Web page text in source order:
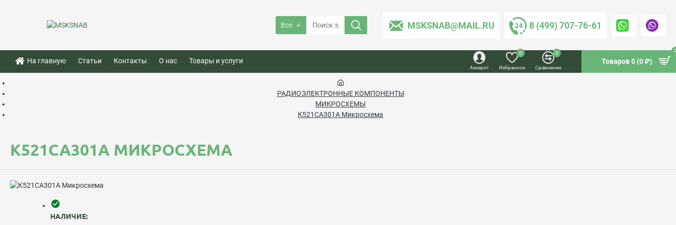
Все MSKSNAB@MAIL.RU 8 (499) 707-76-61
На главную Статьи Контакты О нас Товары и услуги
Аккаунт Избранное
0
Сравнение
0
Товаров 0 (0 ₽)
РАДИОЭЛЕКТРОННЫЕ КОМПОНЕНТЫ
МИКРОСХЕМЫ
К521СА301А Микросхема
К521СА301А МИКРОСХЕМА
НАЛИЧИЕ: